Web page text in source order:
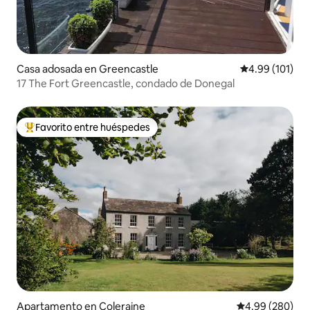
Casa adosada en Greencastle Calificación
4.99 (101)
17 The Fort Greencastle, condado de Donegal
Favorito entre huéspedes preferido
Favorito entre huéspedes
Apartamento en Coleraine Calificación
4.99 (280)